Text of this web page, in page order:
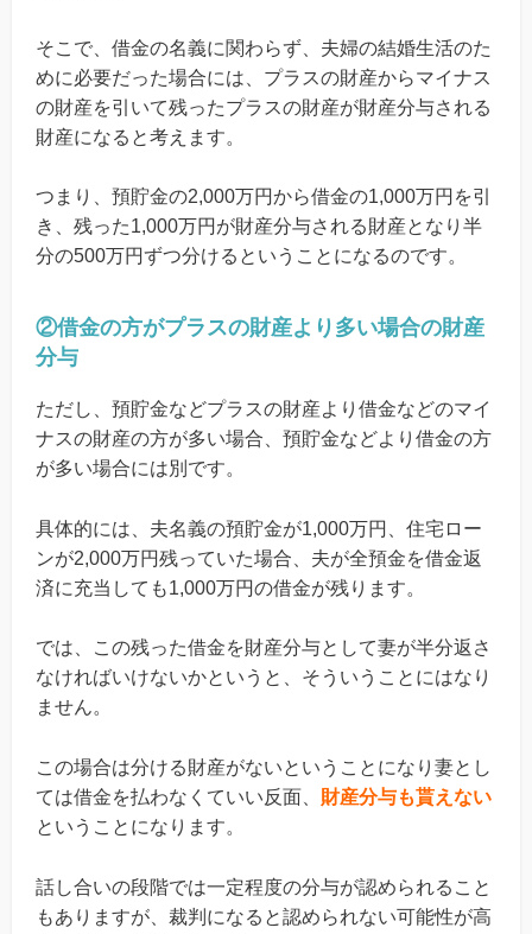
そこで、借金の名義に関わらず、夫婦の結婚生活のた
めに必要だった場合には、プラスの財産からマイナス
の財産を引いて残ったプラスの財産が財産分与される
財産になると考えます。
つまり、預貯金の2,000万円から借金の1,000万円を引
き、残った1,000万円が財産分与される財産となり半
分の500万円ずつ分けるということになるのです。
②借金の方がプラスの財産より多い場合の財産
分与
ただし、預貯金などプラスの財産より借金などのマイ
ナスの財産の方が多い場合、預貯金などより借金の方
が多い場合には別です。
具体的には、夫名義の預貯金が1,000万円、住宅ロー
ンが2,000万円残っていた場合、夫が全預金を借金返
済に充当しても1,000万円の借金が残ります。
では、この残った借金を財産分与として妻が半分返さ
なければいけないかというと、そういうことにはなり
ません。
この場合は分ける財産がないということになり妻とし
ては借金を払わなくていい反面、 財産分与も貰えない
ということになります。
話し合いの段階では一定程度の分与が認められること
もありますが、裁判になると認められない可能性が高